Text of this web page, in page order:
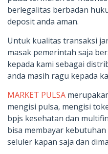
berlegalitas berbadan
deposit anda aman.
Untuk kualitas transaksi
masak pemerintah saja
kepada kami sebagai
anda masih ragu kepada
MARKET PULSA
mengisi pulsa, mengisi
bpjs kesehatan dan
bisa membayar
seluler kapan saja dan